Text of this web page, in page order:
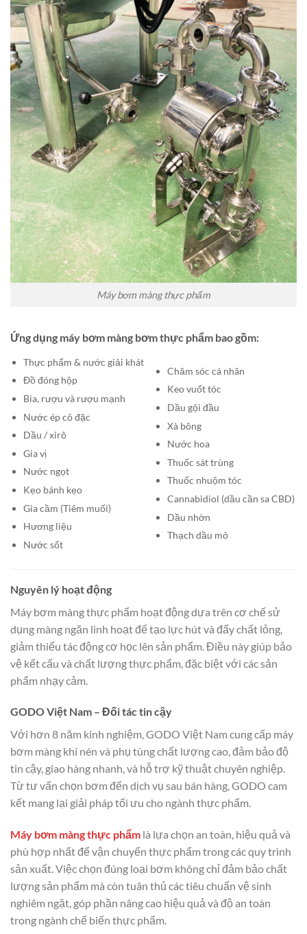
Máy bơm màng thực phẩm
Ứng dụng máy bơm màng bơm thực phẩm bao gồm:
Thực phẩm & nước giải khát
Đồ đóng hộp
Bia, rượu và rượu mạnh
Nước ép cô đặc
Dầu / xirô
Gia vị
Nước ngọt
Kẹo bánh kẹo
Gia cầm (Tiêm muối)
Hương liệu
Nước sốt
Chăm sóc cá nhân
Keo vuốt tóc
Dầu gội đầu
Xà bông
Nước hoa
Thuốc sát trùng
Thuốc nhuộm tóc
Cannabidiol (dầu cần sa CBD)
Dầu nhờn
Thạch dầu mỏ
Nguyên lý hoạt động
Máy bơm màng thực phẩm hoạt động dựa trên cơ chế sử
dụng màng ngăn linh hoạt để tạo lực hút và đẩy chất lỏng,
giảm thiểu tác động cơ học lên sản phẩm. Điều này giúp bảo
vệ kết cấu và chất lượng thực phẩm, đặc biệt với các sản
phẩm nhạy cảm.
GODO Việt Nam – Đối tác tin cậy
Với hơn 8 năm kinh nghiệm, GODO Việt Nam cung cấp máy
bơm màng khí nén và phụ tùng chất lượng cao, đảm bảo độ
tin cậy, giao hàng nhanh, và hỗ trợ kỹ thuật chuyên nghiệp.
Từ tư vấn chọn bơm đến dịch vụ sau bán hàng, GODO cam
kết mang lại giải pháp tối ưu cho ngành thực phẩm.
Máy bơm màng thực phẩm là lựa chọn an toàn, hiệu quả và
phù hợp nhất để vận chuyển thực phẩm trong các quy trình
sản xuất. Việc chọn đúng loại bơm không chỉ đảm bảo chất
lượng sản phẩm mà còn tuân thủ các tiêu chuẩn vệ sinh
nghiêm ngặt, góp phần nâng cao hiệu quả và độ an toàn
trong ngành chế biến thực phẩm.